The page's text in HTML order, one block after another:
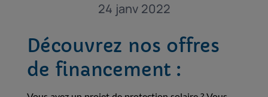
24 janv 2022
Découvrez nos offres
de financement :